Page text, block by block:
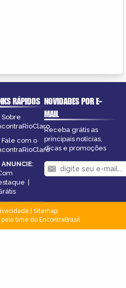
RÁPIDOS
Sobre
Fale com o
ANUNCIE:
|
NOVIDADES POR E-
MAIL
Receba grátis as
principais notícias,
dicas e promoções
Sitemap
pelo time do EncontraBrasil